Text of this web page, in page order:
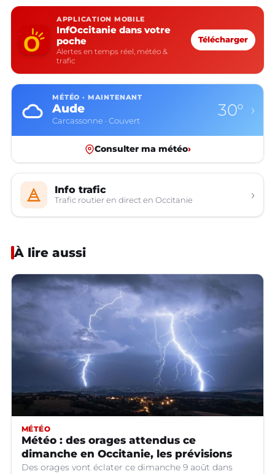
APPLICATION MOBILE
InfOccitanie dans votre
poche
Alertes en temps réel, météo &
trafic
Télécharger
MÉTÉO · MAINTENANT
Aude
Carcassonne · Couvert
30° ›
Consulter ma météo›
Info trafic
Trafic routier en direct en Occitanie ›
À lire aussi
MÉTÉO
Météo : des orages attendus ce
dimanche en Occitanie, les prévisions
Des orages vont éclater ce dimanche 9 août dans